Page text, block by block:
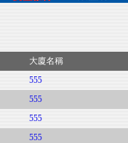
大廈名稱
555
555
555
555